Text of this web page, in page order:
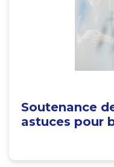
Soutenance
astuces pour